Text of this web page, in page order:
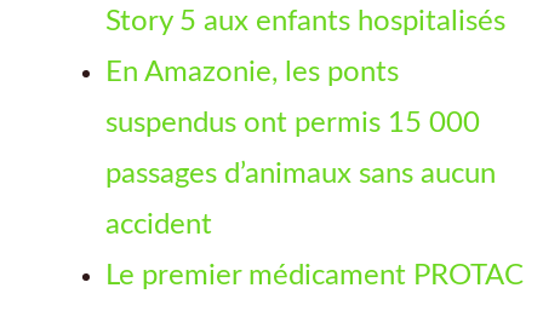
Story 5 aux enfants hospitalisés
En Amazonie, les ponts
suspendus ont permis 15 000
passages d’animaux sans aucun
accident
Le premier médicament PROTAC